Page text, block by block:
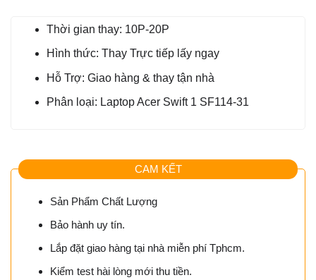
Thời gian thay: 10P-20P
Hình thức: Thay Trực tiếp lấy ngay
Hỗ Trợ: Giao hàng & thay tận nhà
Phân loại: Laptop Acer Swift 1 SF114-31
CAM KẾT
Sản Phẩm Chất Lượng
Bảo hành uy tín.
Lắp đặt giao hàng tại nhà miễn phí Tphcm.
Kiểm test hài lòng mới thu tiền.